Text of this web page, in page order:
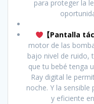
para proteger la
【Pantalla
motor de las
bajo nivel de ruido,
que tu bebé tenga
Ray digital le
noche. Y la
y eficiente